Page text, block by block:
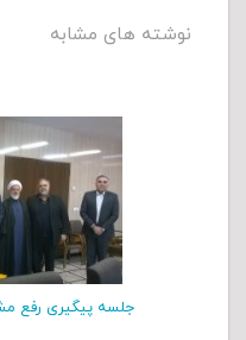
نوشته های مشابه
جلسه پیگیری رفع